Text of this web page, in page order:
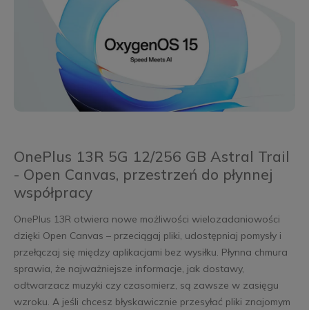
OnePlus 13R 5G 12/256 GB Astral Trail
- Open Canvas, przestrzeń do płynnej
współpracy
OnePlus 13R otwiera nowe możliwości wielozadaniowości
dzięki Open Canvas – przeciągaj pliki, udostępniaj pomysły i
przełączaj się między aplikacjami bez wysiłku. Płynna chmura
sprawia, że najważniejsze informacje, jak dostawy,
odtwarzacz muzyki czy czasomierz, są zawsze w zasięgu
wzroku. A jeśli chcesz błyskawicznie przesyłać pliki znajomym